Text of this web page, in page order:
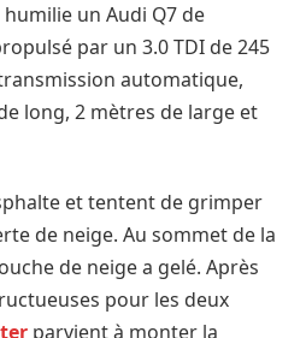
humilie un Audi Q7 de
par un 3.0 TDI de 245
automatique,
long, 2 mètres de large et
et tentent de grimper
de neige. Au sommet de la
de neige a gelé. Après
pour les deux
parvient à monter la